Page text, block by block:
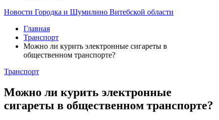
Новости Городка и Шумилино Витебской области
Главная
Транспорт
Можно ли курить электронные сигареты в
общественном транспорте?
Транспорт
Можно ли курить электронные
сигареты в общественном транспорте?